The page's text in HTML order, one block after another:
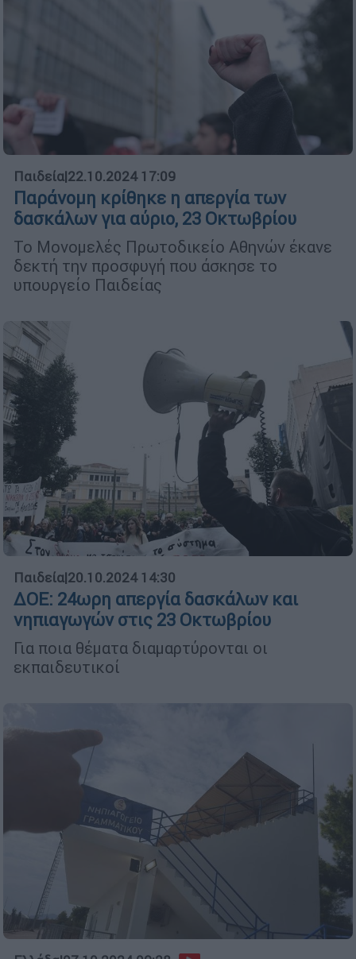
Παιδεία|22.10.2024 17:09
Παράνομη κρίθηκε η απεργία των
δασκάλων για αύριο, 23 Οκτωβρίου
Το Μονομελές Πρωτοδικείο Αθηνών έκανε
δεκτή την προσφυγή που άσκησε το
υπουργείο Παιδείας
Παιδεία|20.10.2024 14:30
ΔΟΕ: 24ωρη απεργία δασκάλων και
νηπιαγωγών στις 23 Οκτωβρίου
Για ποια θέματα διαμαρτύρονται οι
εκπαιδευτικοί